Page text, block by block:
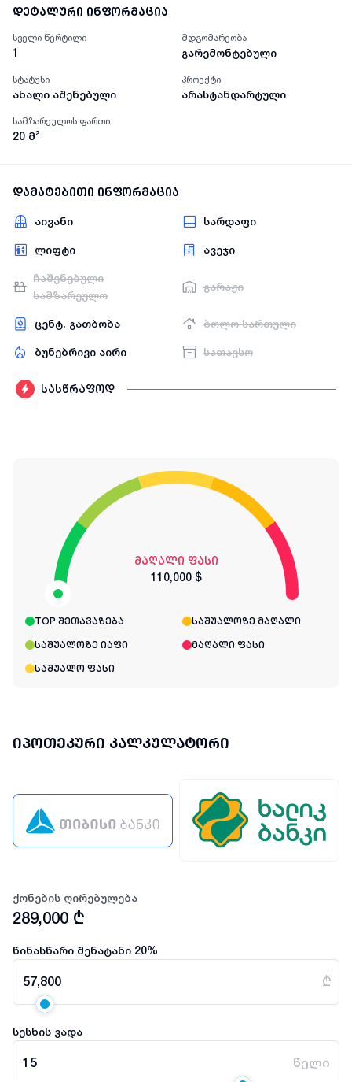
დეტალური ინფორმაცია
სველი წერტილი
1
მდგომარეობა
გარემონტებული
სტატუსი
ახალი აშენებული
პროექტი
არასტანდარტული
სამზარეულოს ფართი
20 მ²
დამატებითი ინფორმაცია
აივანი სარდაფი
ლიფტი ავეჯი
ჩაშენებული
სამზარეულო
გარაჟი
ცენტ. გათბობა ბოლო სართული
ბუნებრივი აირი სათავსო
სასწრაფოდ
მაღალი ფასი
110,000 $
TOP შეთავაზება საშუალოზე მაღალი
საშუალოზე იაფი მაღალი ფასი
საშუალო ფასი
იპოთეკური კალკულატორი
ქონების ღირებულება
289,000 ₾
წინასწარი შენატანი 20%
57,800 ₾
სესხის ვადა
15 წელი